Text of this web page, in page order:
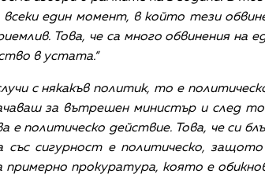
всеки един момент, в който тези
Това, че са много обвинения на
в устата.“
с някакъв политик, то е
за вътрешен министър и след
политическо действие. Това, че си
сигурност е политическо,
прокуратура, която е